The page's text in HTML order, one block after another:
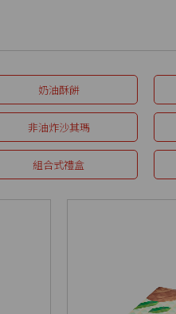
奶油酥餅
非油炸沙其瑪
組合式禮盒